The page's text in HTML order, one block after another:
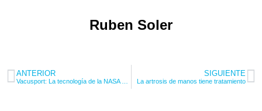
Ruben Soler
ANTERIOR SIGUIENTE
La artrosis de manos tiene tratamiento